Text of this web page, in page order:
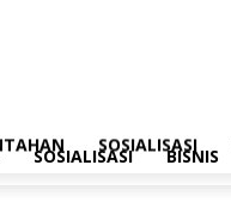
SOSIALISASI BISNIS
SOSIALISASI